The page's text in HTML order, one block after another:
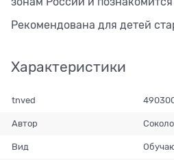
Рекомендована для детей
Характеристики
tnved
Автор
Вид